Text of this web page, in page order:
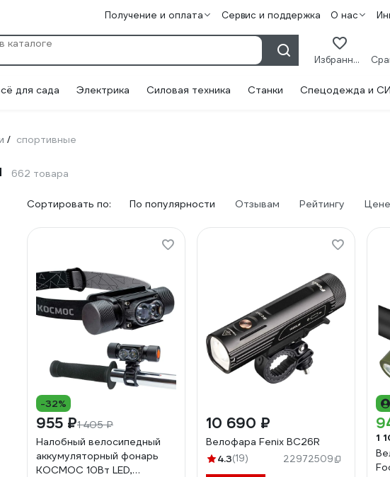
Получение и оплата Сервис и поддержка О нас
Избранное
для сада Электрика Силовая техника Станки Спецодежда и
/ спортивные
662 товара
Сортировать по: По популярности Отзывам Рейтингу Цене
-32%
955 ₽1 405 ₽
Налобный велосипедный
аккумуляторный фонарь
КОСМОС 10Вт LED,
10 690 ₽
Велофара Fenix BC26R
4.3(19) 22972509
1